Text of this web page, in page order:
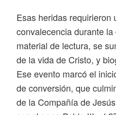
Esas heridas requirieron
convalecencia durante
material de lectura, se
de la vida de Cristo, y
Ese evento marcó el
de conversión, que
de la Compañía de